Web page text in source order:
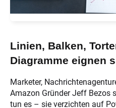
Linien, Balken,
Diagramme eignen
Marketer,
Amazon Gründer Jeff Bezos
tun es – sie verzichten auf